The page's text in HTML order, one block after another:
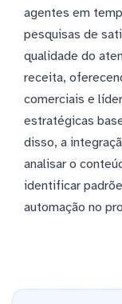
agentes em
pesquisas de
qualidade do
receita,
comerciais e
estratégicas
disso, a
analisar o
identificar
automação no